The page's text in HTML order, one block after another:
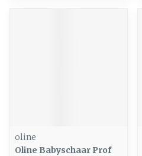
oline
Oline Babyschaar Prof